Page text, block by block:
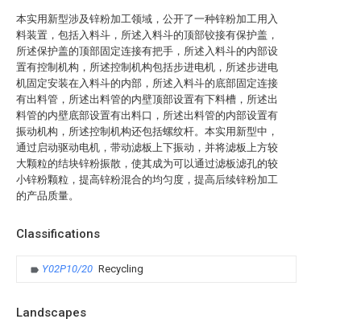
本实用新型涉及锌粉加工领域，公开了一种锌粉加工用入
料装置，包括入料斗，所述入料斗的顶部铰接有保护盖，
所述保护盖的顶部固定连接有把手，所述入料斗的内部设
置有控制机构，所述控制机构包括步进电机，所述步进电
机固定安装在入料斗的内部，所述入料斗的底部固定连接
有出料管，所述出料管的内壁顶部设置有下料槽，所述出
料管的内壁底部设置有出料口，所述出料管的内部设置有
振动机构，所述控制机构还包括螺纹杆。本实用新型中，
通过启动驱动电机，带动滤板上下振动，并将滤板上方较
大颗粒的结块锌粉振散，使其成为可以通过滤板滤孔的较
小锌粉颗粒，提高锌粉混合的均匀度，提高后续锌粉加工
的产品质量。
Classifications
Y02P10/20 Recycling
Landscapes